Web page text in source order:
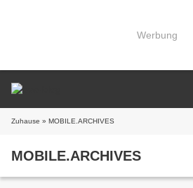
Werbung
Zuhause » MOBILE.ARCHIVES
MOBILE.ARCHIVES